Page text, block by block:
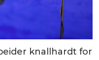
knallhardt for